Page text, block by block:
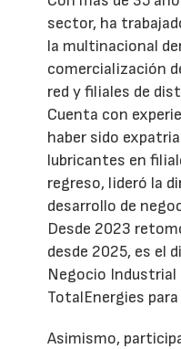
sector, ha
la multinacional
comercialización
red y filiales de
Cuenta con
haber sido
lubricantes en
regreso, lideró la
desarrollo de
Desde 2023
desde 2025, es el
Negocio Industrial
TotalEnergies
Asimismo,